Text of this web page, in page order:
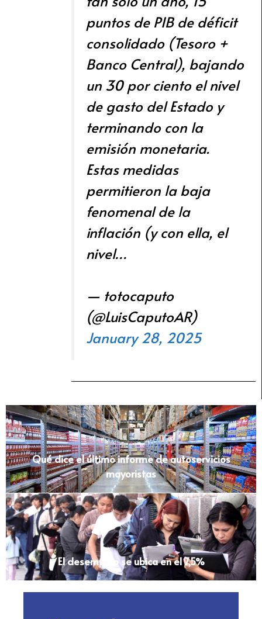
puntos de PIB de déficit
consolidado (Tesoro +
Banco Central), bajando
un 30 por ciento el nivel
de gasto del Estado y
terminando con la
emisión monetaria.
Estas medidas
permitieron la baja
fenomenal de la
inflación (y con ella, el
nivel…
— totocaputo
(@LuisCaputoAR)
January 28, 2025
Qué dice el último informe de autoservicios
mayoristas
El desempleo se ubica en el 7,5%